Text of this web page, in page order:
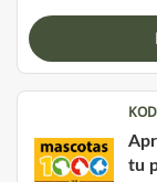
KOD
tu